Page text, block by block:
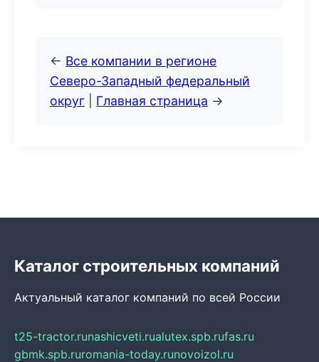
← Все компании в регионе
Северо-Западный федеральный
округ
Главная страница →
Каталог строительных компаний
Актуальный каталог компаний по всей России
t25-tractor.runashicveti.rualutex.spb.rufas.ru
gbmk.spb.ruromania-today.runovoizol.ru